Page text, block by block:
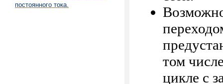
постоянного тока.
том
цикле с